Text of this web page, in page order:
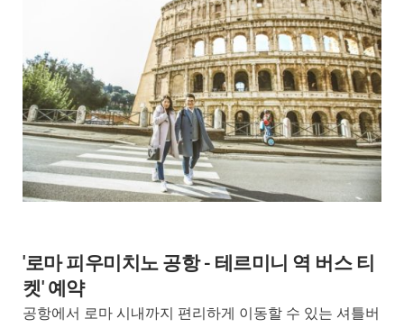
'로마 피우미치노 공항 - 테르미니 역 버스 티
켓' 예약
공항에서 로마 시내까지 편리하게 이동할 수 있는 셔틀버